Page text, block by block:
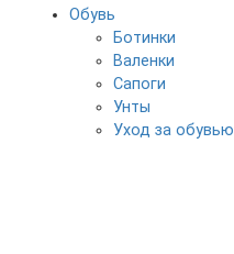
Обувь
Ботинки
Валенки
Сапоги
Унты
Уход за обувью